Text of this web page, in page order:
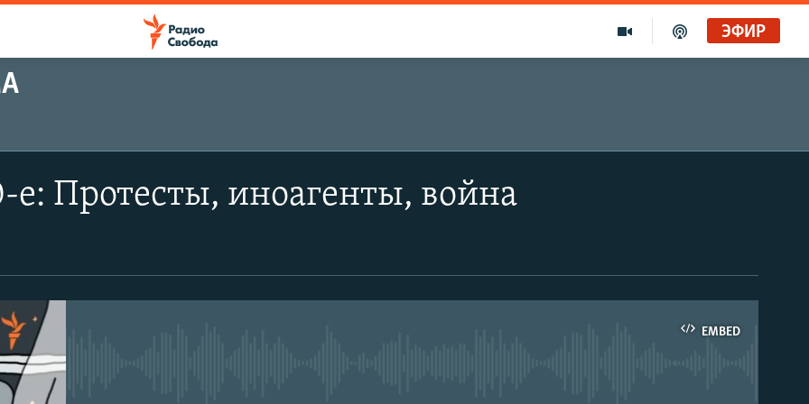
ЭФИР
е: Протесты, иноагенты, война
EMBED